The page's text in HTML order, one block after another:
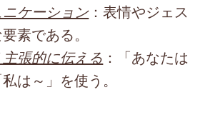
ケーション：表情やジェス
素である。
張的に伝える ：「あなたは
は～」を使う。